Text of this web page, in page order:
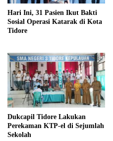
Hari Ini, 31 Pasien Ikut Bakti
Sosial Operasi Katarak di Kota
Tidore
Dukcapil Tidore Lakukan
Perekaman KTP-el di Sejumlah
Sekolah